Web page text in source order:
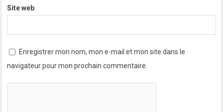
Site web
Enregistrer mon nom, mon e-mail et mon site dans le
navigateur pour mon prochain commentaire.